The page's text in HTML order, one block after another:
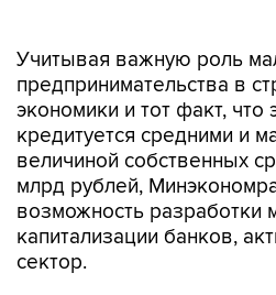
Учитывая важную роль
предпринимательства в
экономики и тот факт, что
кредитуется средними и
величиной собственных
млрд рублей,
возможность
капитализации банков,
сектор.